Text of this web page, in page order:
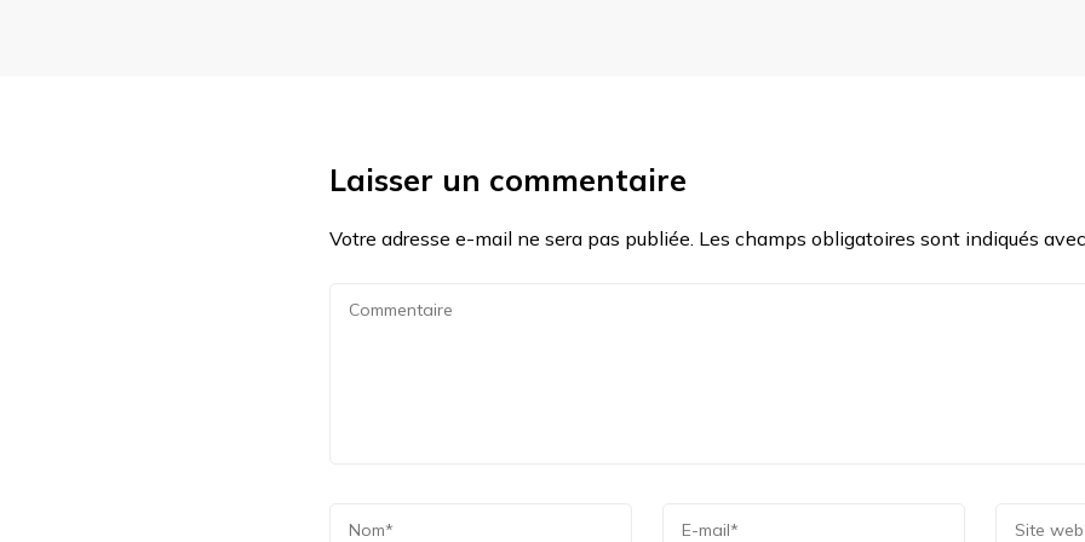
Laisser un commentaire
Votre adresse e-mail ne sera pas publiée. Les champs obligatoires sont indiqués